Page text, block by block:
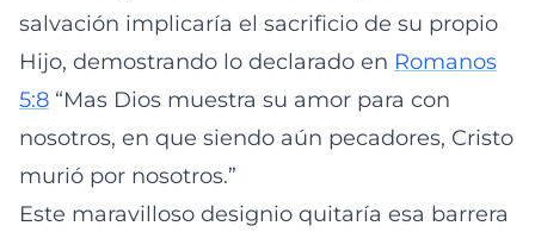
salvación implicaría el sacrificio de su propio
Hijo, demostrando lo declarado en Romanos
5:8 “Mas Dios muestra su amor para con
nosotros, en que siendo aún pecadores, Cristo
murió por nosotros.”
Este maravilloso designio quitaría esa barrera